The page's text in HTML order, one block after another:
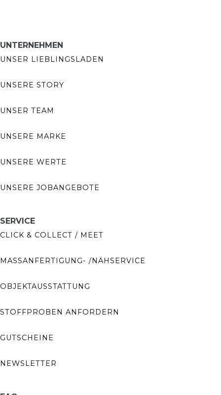
UNTERNEHMEN
UNSER LIEBLINGSLADEN
UNSERE STORY
UNSER TEAM
UNSERE MARKE
UNSERE WERTE
UNSERE JOBANGEBOTE
SERVICE
CLICK & COLLECT / MEET
MASSANFERTIGUNG- /NÄHSERVICE
OBJEKTAUSSTATTUNG
STOFFPROBEN ANFORDERN
GUTSCHEINE
NEWSLETTER